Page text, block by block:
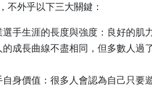
不外乎以下三大關鍵：
選手生涯的長度與強度：良好的肌
的成長曲線不盡相同，但多數人過
自身價值：很多人會認為自己只要